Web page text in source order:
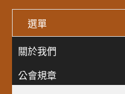
選單
關於我們
公會規章